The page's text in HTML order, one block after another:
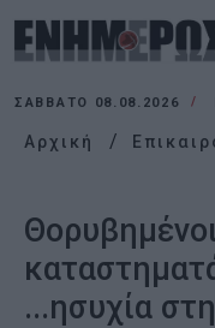
ΣΆΒΒΑΤΟ 08.08.2026
Αρχική
...ησυχία